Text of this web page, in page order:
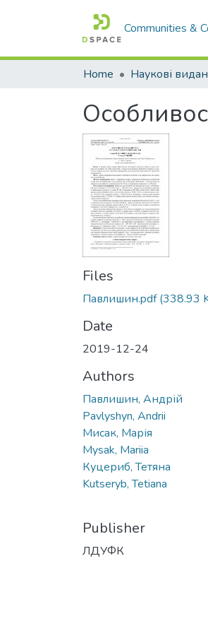
Communities &
Home Наукові
Files
Павлишин.pdf(338.93
Date
2019-12-24
Authors
Павлишин, Андрій
Pavlyshyn, Andrii
Мисак, Марія
Mysak, Mariia
Куцериб, Тетяна
Kutseryb, Tetiana
Publisher
ЛДУФК